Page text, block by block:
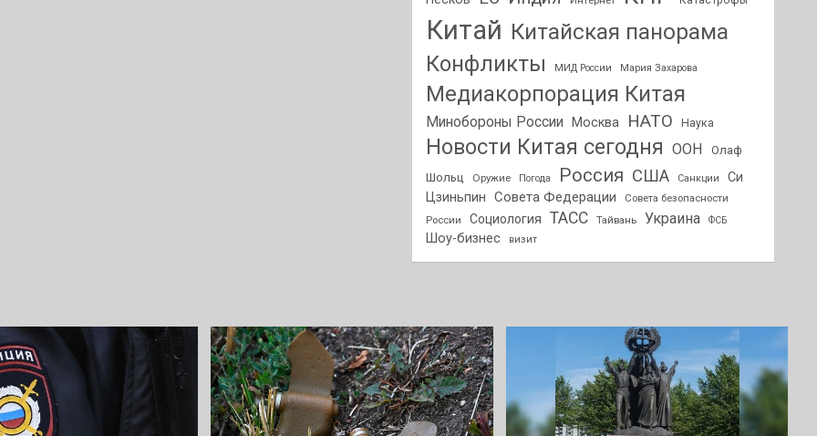
Китай Китайская панорама
Конфликты
МИД России Мария Захарова
Медиакорпорация Китая
Минобороны России Москва НАТО Наука
Новости Китая сегодня ООН
Олаф
Шольц
Оружие Погода Россия США Санкции
Си
Цзиньпин
Совета Федерации
Совета безопасности
России
Социология ТАСС Тайвань Украина ФСБ
Шоу-бизнес визит